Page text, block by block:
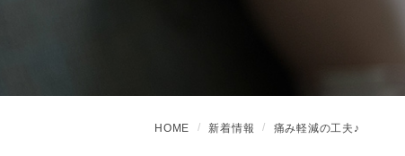
HOME 新着情報 痛み軽減の工夫♪